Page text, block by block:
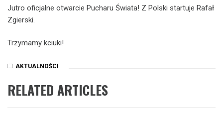
Jutro oficjalne otwarcie Pucharu Świata! Z Polski startuje Rafał
Zgierski.
Trzymamy kciuki!
AKTUALNOŚCI
RELATED ARTICLES